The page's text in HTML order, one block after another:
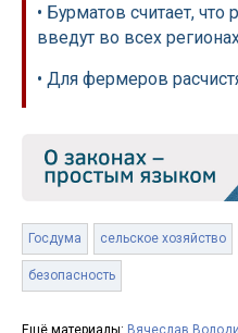
• Бурматов считает,
введут во всех
• Для фермеров
Госдума сельское хозяйство
безопасность